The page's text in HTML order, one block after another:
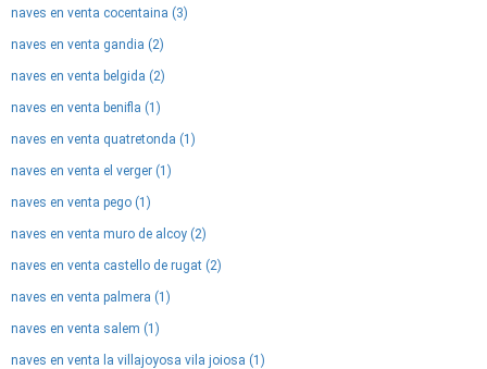
naves en venta cocentaina (3)
naves en venta gandia (2)
naves en venta belgida (2)
naves en venta benifla (1)
naves en venta quatretonda (1)
naves en venta el verger (1)
naves en venta pego (1)
naves en venta muro de alcoy (2)
naves en venta castello de rugat (2)
naves en venta palmera (1)
naves en venta salem (1)
naves en venta la villajoyosa vila joiosa (1)